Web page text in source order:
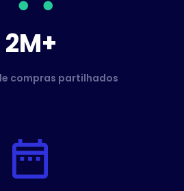
2M+
compras partilhados